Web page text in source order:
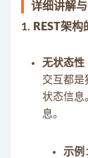
详细讲解
1. REST架构
无状态性
交互都是
状态信息
息。
示例